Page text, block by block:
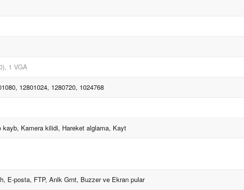
1 VGA
12801024, 1280720, 1024768
kayb, Kamera kilidi, Hareket alglama, Kayt
E-posta, FTP, Anlk Grnt, Buzzer ve Ekran pular